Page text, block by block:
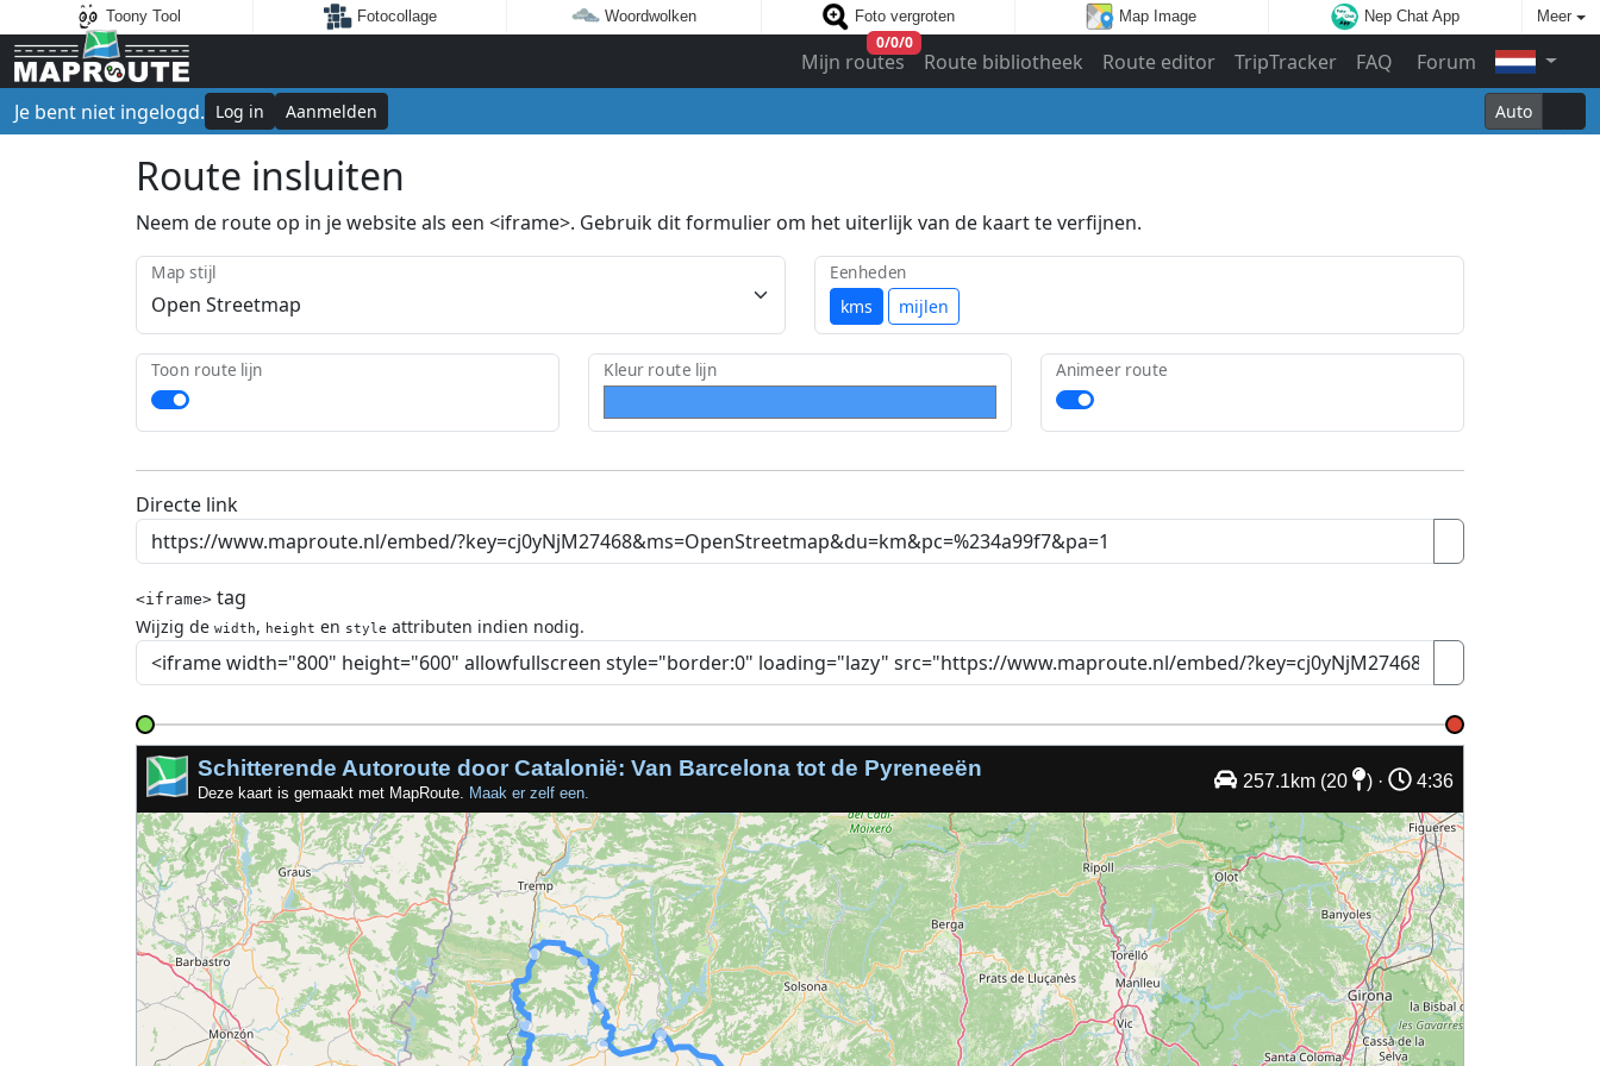
Toony Tool Fotocollage Woordwolken Foto vergroten Map Image Nep Chat App Meer
Mijn routes
0/0/0
Route bibliotheek Route editor TripTracker FAQ
Forum
Je bent niet ingelogd. Log in Aanmelden Auto
Route insluiten
Neem de route op in je website als een <iframe>. Gebruik dit formulier om het uiterlijk van de kaart te verfijnen.
Map stijl
kms mijlen
Eenheden
Toon route lijn Kleur route lijn Animeer route
Directe link
<iframe> tag
Wijzig de width, height en style attributen indien nodig.